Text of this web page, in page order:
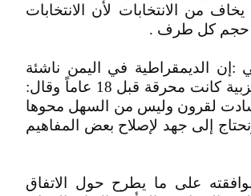
يخاف من الانتخابات لأن الانتخابات
حجم كل طرف .
:إن الديمقراطية في اليمن ناشئة
مذكراً بأن الحزبية كانت محرقة قبل 18 عاماً وقال:
سادت لقرون وليس من السهل محوها
ونحتاج إلى جهد لإصلاح بعض المفاهيم
على ما يطرح حول الاتفاق